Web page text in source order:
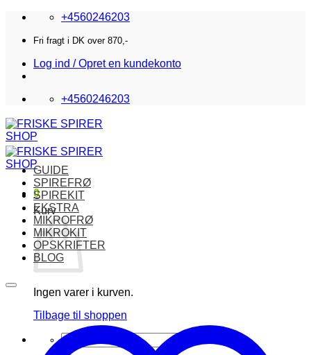
Fortsæt
indhold
+4560246203
Fri fragt i DK over 870,-
Log ind / Opret en kundekonto
+4560246203
0
Kurv
Ingen varer i kurven.
Tilbage til shoppen
Søg
efter:
GUIDE
SPIREFRØ
SPIREKIT
EKSTRA
MIKROFRØ
MIKROKIT
OPSKRIFTER
BLOG